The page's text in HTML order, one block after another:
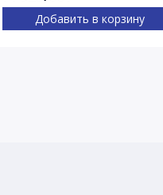
Добавить в корзину